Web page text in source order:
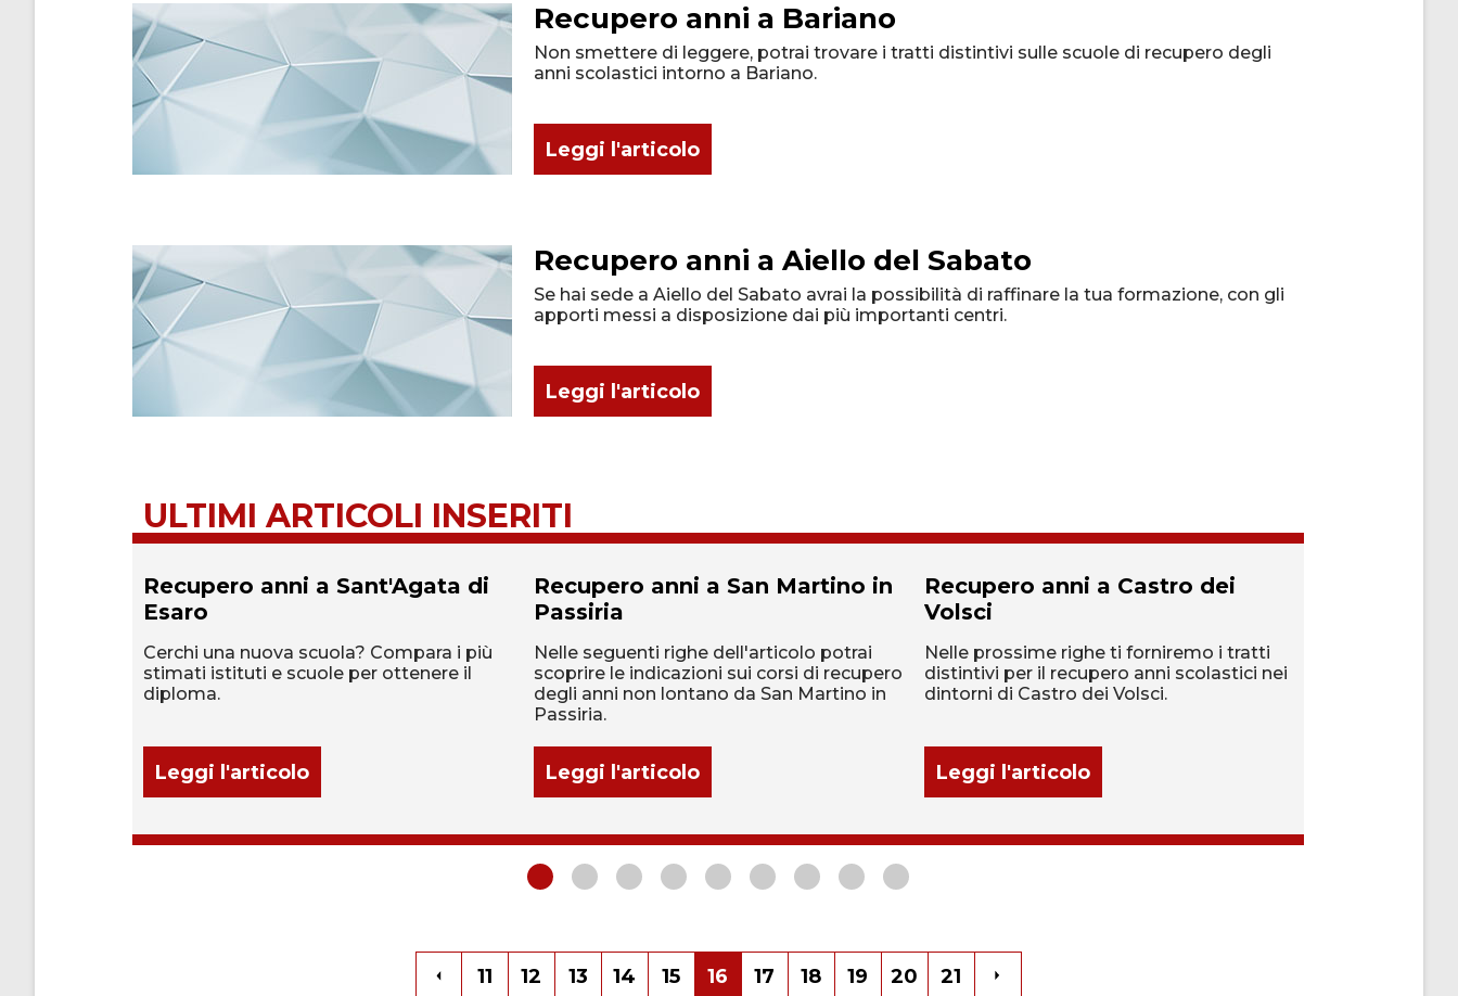
Recupero anni a Bariano
Non smettere di leggere, potrai trovare i tratti distintivi sulle scuole di recupero degli
anni scolastici intorno a Bariano.
Leggi l'articolo
Recupero anni a Aiello del Sabato
Se hai sede a Aiello del Sabato avrai la possibilità di raffinare la tua formazione, con gli
apporti messi a disposizione dai più importanti centri.
Leggi l'articolo
ULTIMI ARTICOLI INSERITI
Recupero anni a Sant'Agata di
Esaro
Cerchi una nuova scuola? Compara i più
stimati istituti e scuole per ottenere il
diploma.
Leggi l'articolo
Recupero anni a San Martino in
Passiria
Nelle seguenti righe dell'articolo potrai
scoprire le indicazioni sui corsi di recupero
degli anni non lontano da San Martino in
Passiria.
Leggi l'articolo
Recupero anni a Castro dei
Volsci
Nelle prossime righe ti forniremo i tratti
distintivi per il recupero anni scolastici nei
dintorni di Castro dei Volsci.
Leggi l'articolo
11 12 13 14 15 16 17 18 19 20 21